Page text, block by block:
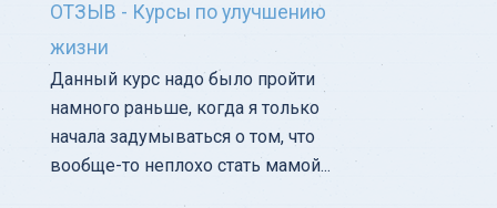
ОТЗЫВ - Курсы по улучшению
жизни
Данный курс надо было пройти
намного раньше, когда я только
начала задумываться о том, что
вообще-то неплохо стать мамой...